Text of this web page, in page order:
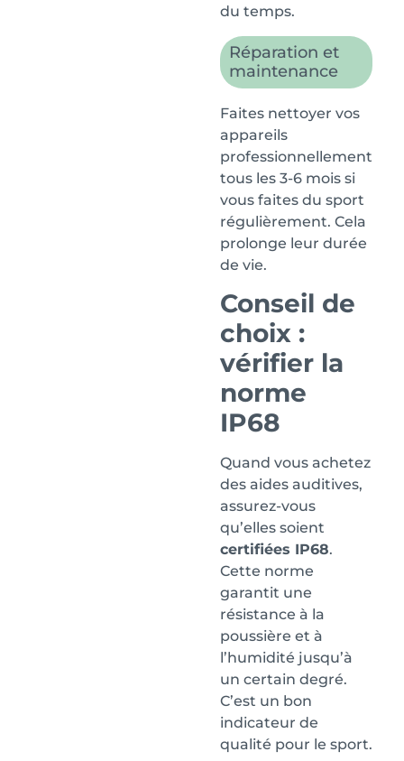
du temps.
Réparation et
maintenance
Faites nettoyer vos
appareils
professionnellement
tous les 3-6 mois si
vous faites du sport
régulièrement. Cela
prolonge leur durée
de vie.
Conseil de
choix :
vérifier la
norme
IP68
Quand vous achetez
des aides auditives,
assurez-vous
qu’elles soient
certifiées IP68.
Cette norme
garantit une
résistance à la
poussière et à
l’humidité jusqu’à
un certain degré.
C’est un bon
indicateur de
qualité pour le sport.